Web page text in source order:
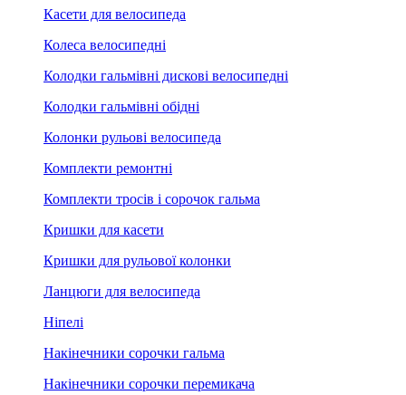
Касети для велосипеда
Колеса велосипедні
Колодки гальмівні дискові велосипедні
Колодки гальмівні обідні
Колонки рульові велосипеда
Комплекти ремонтні
Комплекти тросів і сорочок гальма
Кришки для касети
Кришки для рульової колонки
Ланцюги для велосипеда
Ніпелі
Накінечники сорочки гальма
Накінечники сорочки перемикача